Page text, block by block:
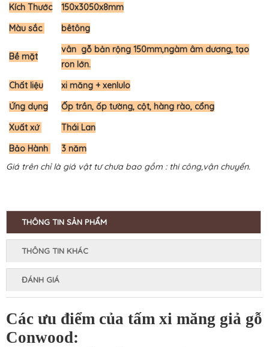
Kích Thước
150x3050x8mm
Màu sắc
bêtông
Bề mặt
vân gỗ bản rộng 150mm,ngàm âm dương, tạo
ron lớn.
Chất liệu
xi măng + xenlulo
Ứng dụng
Ốp trần, ốp tường, cột, hàng rào, cổng
Xuất xứ
Thái Lan
Bảo Hành
3 năm
Giá trên chỉ là giá vật tư chưa bao gồm : thi công,vận chuyển.
THÔNG TIN SẢN PHẨM
THÔNG TIN KHÁC
ĐÁNH GIÁ
Các ưu điểm của tấm xi măng giả gỗ
Conwood: